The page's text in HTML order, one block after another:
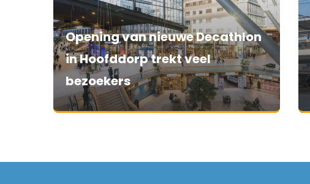
Opening van nieuwe Decathlon
in Hoofddorp trekt veel
bezoekers